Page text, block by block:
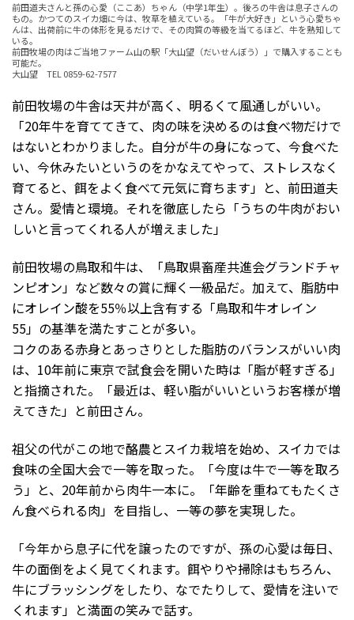
前田道夫さんと孫の心愛（ここあ）ちゃん（中学1年生）。後ろの牛舎は息子さんの
もの。かつてのスイカ畑に今は、牧草を植えている。「牛が大好き」という心愛ちゃ
んは、出荷前に牛の体形を見るだけで、その肉質の等級を当てるほど、牛を熟知して
いる。
前田牧場の肉はご当地ファーム山の駅「大山望（だいせんぼう）」で購入することも
可能だ。
大山望 TEL 0859-62-7577
前田牧場の牛舎は天井が高く、明るくて風通しがいい。
「20年牛を育ててきて、肉の味を決めるのは食べ物だけで
はないとわかりました。自分が牛の身になって、今食べた
い、今休みたいというのをかなえてやって、ストレスなく
育てると、餌をよく食べて元気に育ちます」と、前田道夫
さん。愛情と環境。それを徹底したら「うちの牛肉がおい
しいと言ってくれる人が増えました」
前田牧場の鳥取和牛は、「鳥取県畜産共進会グランドチャ
ンピオン」など数々の賞に輝く一級品だ。加えて、脂肪中
にオレイン酸を55％以上含有する「鳥取和牛オレイン
55」の基準を満たすことが多い。
コクのある赤身とあっさりとした脂肪のバランスがいい肉
は、10年前に東京で試食会を開いた時は「脂が軽すぎる」
と指摘された。「最近は、軽い脂がいいというお客様が増
えてきた」と前田さん。
祖父の代がこの地で酪農とスイカ栽培を始め、スイカでは
食味の全国大会で一等を取った。「今度は牛で一等を取ろ
う」と、20年前から肉牛一本に。「年齢を重ねてもたくさ
ん食べられる肉」を目指し、一等の夢を実現した。
「今年から息子に代を譲ったのですが、孫の心愛は毎日、
牛の面倒をよく見てくれます。餌やりや掃除はもちろん、
牛にブラッシングをしたり、なでたりして、愛情を注いで
くれます」と満面の笑みで話す。